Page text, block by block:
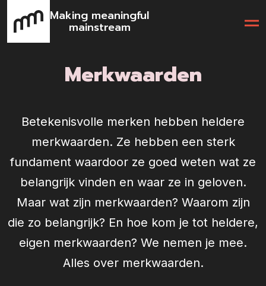
Making meaningful
mainstream
Merkwaarden
Betekenisvolle merken hebben heldere
merkwaarden. Ze hebben een sterk
fundament waardoor ze goed weten wat ze
belangrijk vinden en waar ze in geloven.
Maar wat zijn merkwaarden? Waarom zijn
die zo belangrijk? En hoe kom je tot heldere,
eigen merkwaarden? We nemen je mee.
Alles over merkwaarden.